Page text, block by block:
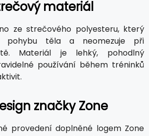
materiál
ze strečového polyesteru, který
pohybu těla a neomezuje při
Materiál je lehký, pohodlný
používání během tréninků
značky Zone
provedení doplněné logem Zone